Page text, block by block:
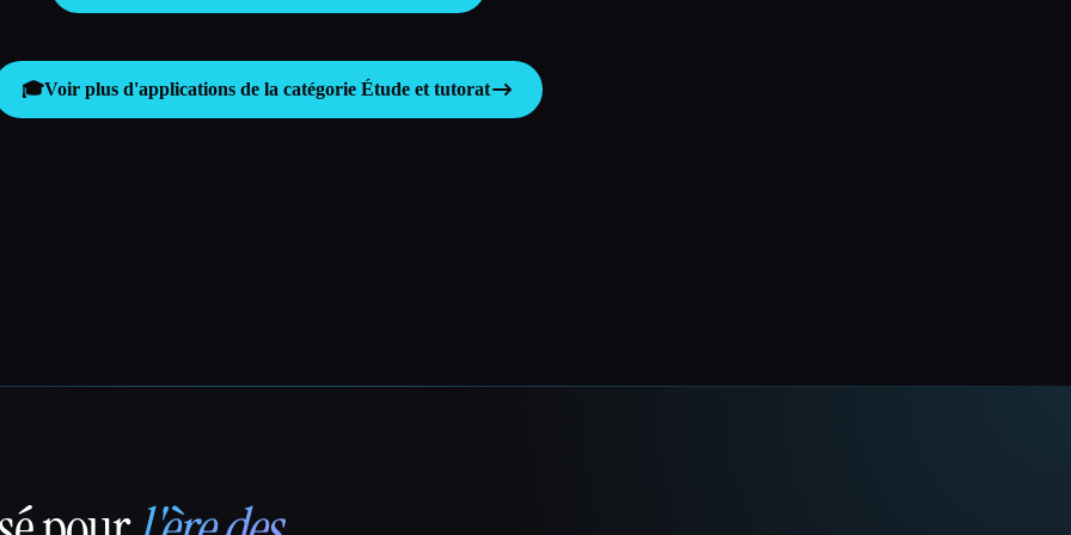
🎓Voir plus d'applications de la catégorie Étude et tutorat